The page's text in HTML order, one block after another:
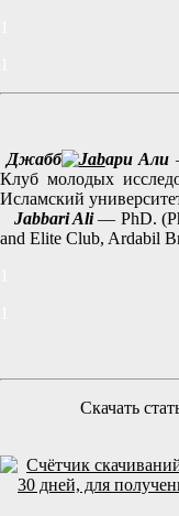
Джабб ари Али
Клуб молодых
Исламский
Jabbari Ali — PhD.
and Elite Club, Ardabil
Скачать